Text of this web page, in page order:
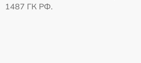
1487 ГК РФ.